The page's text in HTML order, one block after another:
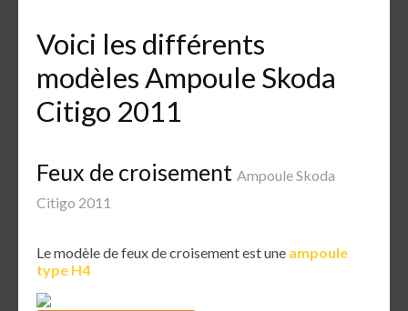
Voici les différents
modèles Ampoule Skoda
Citigo 2011
Feux de croisement Ampoule Skoda
Citigo 2011
Le modèle de feux de croisement est une ampoule
type H4